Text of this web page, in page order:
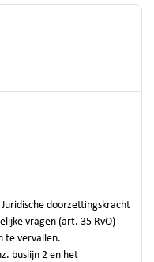
doorzettingskracht
vragen (art. 35 RvO)
te vervallen.
buslijn 2 en het